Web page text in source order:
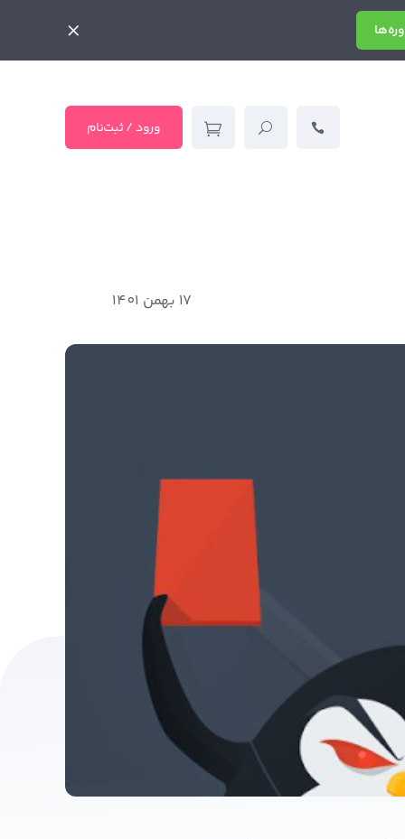
ورود / ثبت‌نام
17 بهمن 1401